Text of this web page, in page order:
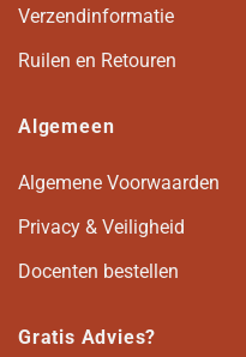
Verzendinformatie
Ruilen en Retouren
Algemeen
Algemene Voorwaarden
Privacy & Veiligheid
Docenten bestellen
Gratis Advies?